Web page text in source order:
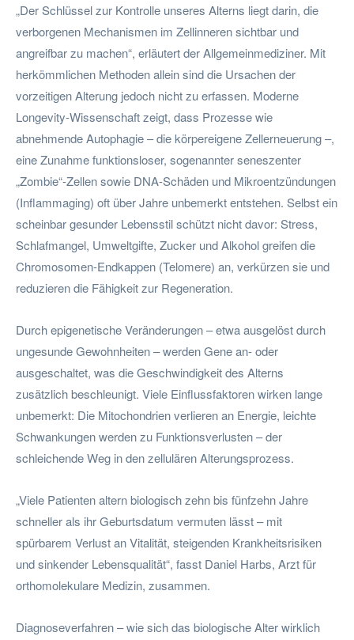
„Der Schlüssel zur Kontrolle unseres Alterns liegt darin, die
verborgenen Mechanismen im Zellinneren sichtbar und
angreifbar zu machen“, erläutert der Allgemeinmediziner. Mit
herkömmlichen Methoden allein sind die Ursachen der
vorzeitigen Alterung jedoch nicht zu erfassen. Moderne
Longevity-Wissenschaft zeigt, dass Prozesse wie
abnehmende Autophagie – die körpereigene Zellerneuerung –,
eine Zunahme funktionsloser, sogenannter seneszenter
„Zombie“-Zellen sowie DNA-Schäden und Mikroentzündungen
(Inflammaging) oft über Jahre unbemerkt entstehen. Selbst ein
scheinbar gesunder Lebensstil schützt nicht davor: Stress,
Schlafmangel, Umweltgifte, Zucker und Alkohol greifen die
Chromosomen-Endkappen (Telomere) an, verkürzen sie und
reduzieren die Fähigkeit zur Regeneration.
Durch epigenetische Veränderungen – etwa ausgelöst durch
ungesunde Gewohnheiten – werden Gene an- oder
ausgeschaltet, was die Geschwindigkeit des Alterns
zusätzlich beschleunigt. Viele Einflussfaktoren wirken lange
unbemerkt: Die Mitochondrien verlieren an Energie, leichte
Schwankungen werden zu Funktionsverlusten – der
schleichende Weg in den zellulären Alterungsprozess.
„Viele Patienten altern biologisch zehn bis fünfzehn Jahre
schneller als ihr Geburtsdatum vermuten lässt – mit
spürbarem Verlust an Vitalität, steigenden Krankheitsrisiken
und sinkender Lebensqualität“, fasst Daniel Harbs, Arzt für
orthomolekulare Medizin, zusammen.
Diagnoseverfahren – wie sich das biologische Alter wirklich